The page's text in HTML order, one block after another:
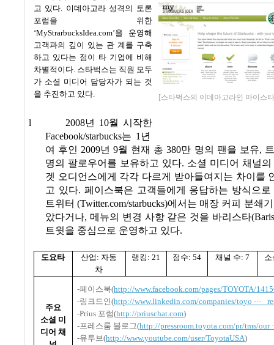
[스타벅스의 이데아고라인 마이스
고 있다. 이데아고라 성격의 토론
포럼을 위한
‘MyStrarbucksIdea.com’을 운영해
고객과의 깊이 있는 관 계를 구축
하고 있다는 점이 타 기업에 비해
차별적이다. 스타벅스는 직원 모두
가 소셜 미디어 담당자가 되는 것
을 추진하고 있다.
l 2008년 10월 시작한
Facebook/starbucks는 1년
여 후인2009년 9월 현재 총 380만 명의 팬을 보유,
명의 팔로우어를 보유하고 있다. 소셜 미디어 채널
겟 오디언스에게 각각 다르게 받아들여지는 차이를
고 있다. 페이스북은 고객들에게 응답하는 방식으
트위터 (Twitter.com/starbucks)에서는 매장 커피 분쇄
았다거나, 메뉴의 변경 사항 같은 것을 바리스타
트윗을 중심으로 운영하고 있다.
도요타 산업 :자동
차
랭킹 : 21 점수: 54 채널 수: 7 소
주요
소셜 미
디어 채
-페이스북(http://www.facebook.com/pages/TOYOTA/
-링크드인(http://www.linkedin.com/companies/toyo ···
-Prius 포럼(http://priuschat.com)
-프레스룸 블로그(http://pressroom.toyota.com/pr/tms/our
-유투브(http://www.youtube.com/user/ToyotaUSA)